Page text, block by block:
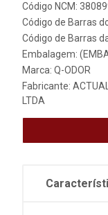
Código NCM:
Código de Barras
Código de Barras
Embalagem:
Marca: Q-ODOR
Fabricante:
LTDA